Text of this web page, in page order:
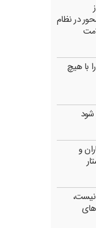
در نظام
با هیچ
شود
و